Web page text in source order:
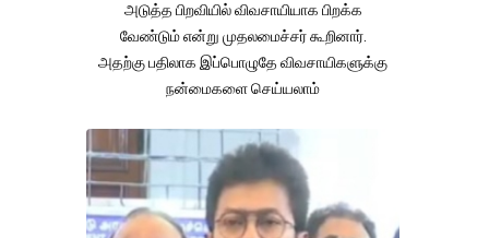
அடுத்த பிறவியில் விவசாயியாக பிறக்க
வேண்டும் என்று முதலமைச்சர் கூறினார்.
அதற்கு பதிலாக இப்பொழுதே விவசாயிகளுக்கு
நன்மைகளை செய்யலாம்